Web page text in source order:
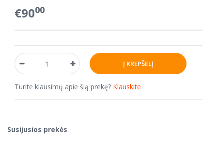
€9000
Turite klausimų apie šią prekę? Klauskite
Susijusios prekės